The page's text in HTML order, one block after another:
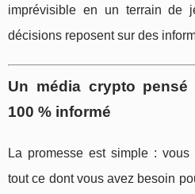
imprévisible en un terrain de
décisions reposent sur des
Un média crypto
100 % informé
La promesse est simple : vous
tout ce dont vous avez besoin